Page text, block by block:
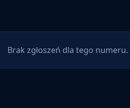
Brak zgłoszeń dla tego numeru.